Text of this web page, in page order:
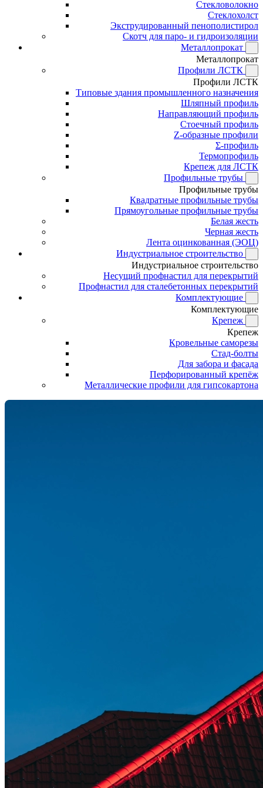
Стекловолокно
Стеклохолст
Экструдированный пенополистирол
Скотч для паро- и гидроизоляции
Металлопрокат
Металлопрокат
Профили ЛСТК
Профили ЛСТК
Типовые здания промышленного назначения
Шляпный профиль
Направляющий профиль
Стоечный профиль
Z-образные профили
Σ-профиль
Термопрофиль
Крепеж для ЛСТК
Профильные трубы
Профильные трубы
Квадратные профильные трубы
Прямоугольные профильные трубы
Белая жесть
Черная жесть
Лента оцинкованная (ЭОЦ)
Индустриальное строительство
Индустриальное строительство
Несущий профнастил для перекрытий
Профнастил для сталебетонных перекрытий
Комплектующие
Комплектующие
Крепеж
Крепеж
Кровельные саморезы
Стад-болты
Для забора и фасада
Перфорированный крепёж
Металлические профили для гипсокартона